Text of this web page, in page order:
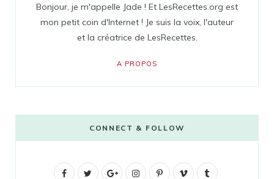
Bonjour, je m'appelle Jade ! Et LesRecettes.org est
mon petit coin d'Internet ! Je suis la voix, l'auteur
et la créatrice de LesRecettes.
A PROPOS
CONNECT & FOLLOW
F
G
I
P
V